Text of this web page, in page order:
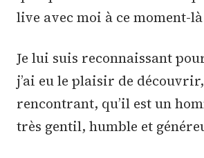
live avec moi à ce moment-
Je lui suis reconnaissant
j’ai eu le plaisir de
rencontrant, qu’il est un
très gentil, humble et